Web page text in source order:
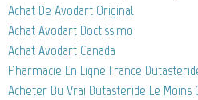
Achat De Avodart Original
Achat Avodart Doctissimo
Achat Avodart Canada
Pharmacie En Ligne France
Acheter Du Vrai Dutasteride Le Moins